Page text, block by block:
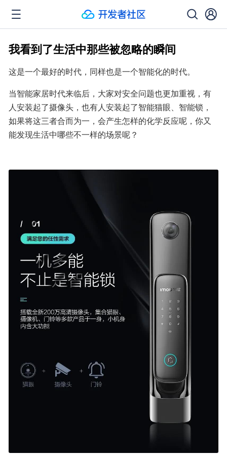
我看到了生活中那些被忽略的瞬间
这是一个最好的时代，同样也是一个智能化的时代。
当智能家居时代来临后，大家对安全问题也更加重视，有
人安装起了摄像头，也有人安装起了智能猫眼、智能锁，
如果将这三者合而为一，会产生怎样的化学反应呢，你又
能发现生活中哪些不一样的场景呢？